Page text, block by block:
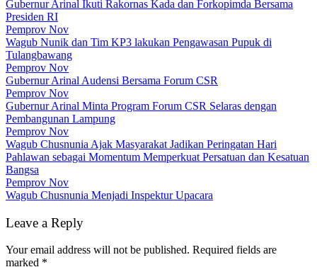
Gubernur Arinal Ikuti Rakornas Kada dan Forkopimda Bersama
Presiden RI
Pemprov Nov
Wagub Nunik dan Tim KP3 lakukan Pengawasan Pupuk di
Tulangbawang
Pemprov Nov
Gubernur Arinal Audensi Bersama Forum CSR
Pemprov Nov
Gubernur Arinal Minta Program Forum CSR Selaras dengan
Pembangunan Lampung
Pemprov Nov
Wagub Chusnunia Ajak Masyarakat Jadikan Peringatan Hari
Pahlawan sebagai Momentum Memperkuat Persatuan dan Kesatuan
Bangsa
Pemprov Nov
Wagub Chusnunia Menjadi Inspektur Upacara
Leave a Reply
Your email address will not be published. Required fields are
marked *